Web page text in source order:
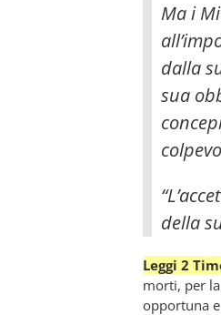
Ma i
dalla
sua
della
Leggi 2
morti, per
opportuna